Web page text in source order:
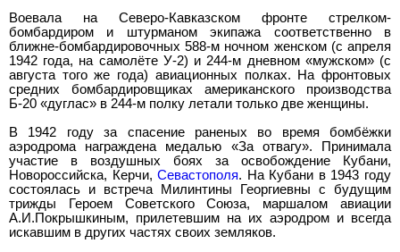
Воевала на Северо-Кавказском фронте стрелком-
бомбардиром и штурманом экипажа соответственно в
ближне-бомбардировочных 588-м ночном женском (с апреля
1942 года, на самолёте У-2) и 244-м дневном «мужском» (с
августа того же года) авиационных полках. На фронтовых
средних бомбардировщиках американского производства
Б-20 «дуглас» в 244-м полку летали только две женщины.
В 1942 году за спасение раненых во время бомбёжки
аэродрома награждена медалью «За отвагу». Принимала
участие в воздушных боях за освобождение Кубани,
Новороссийска, Керчи,Севастополя. На Кубани в 1943 году
состоялась и встреча Милинтины Георгиевны с будущим
трижды Героем Советского Союза, маршалом авиации
А.И.Покрышкиным, прилетевшим на их аэродром и всегда
искавшим в других частях своих земляков.